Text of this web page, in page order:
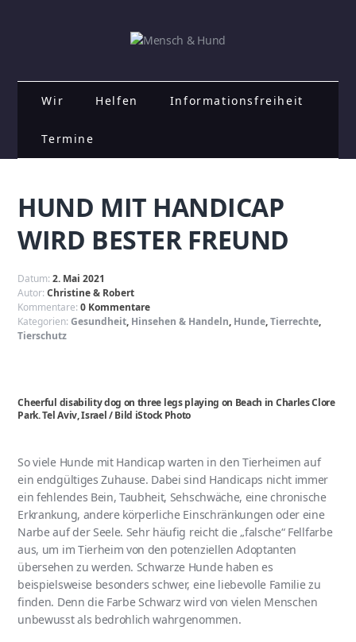
Wir Helfen Informationsfreiheit
Termine
HUND MIT HANDICAP
WIRD BESTER FREUND
Datum:2. Mai 2021
Autor:Christine & Robert
Kommentare:0 Kommentare
Kategorien:Gesundheit, Hinsehen & Handeln, Hunde,Tierrechte,
Tierschutz
Cheerful disability dog on three legs playing on Beach in Charles Clore
Park. Tel Aviv, Israel / Bild iStock Photo
So viele Hunde mit Handicap warten in den Tierheimen auf
ein endgültiges Zuhause. Dabei sind Handicaps nicht immer
ein fehlendes Bein, Taubheit, Sehschwäche, eine chronische
Erkrankung, andere körperliche Einschränkungen oder eine
Narbe auf der Seele. Sehr häufig reicht die „falsche“ Fellfarbe
aus, um im Tierheim von den potenziellen Adoptanten
übersehen zu werden. Schwarze Hunde haben es
beispielsweise besonders schwer, eine liebevolle Familie zu
finden. Denn die Farbe Schwarz wird von vielen Menschen
unbewusst als bedrohlich wahrgenommen.